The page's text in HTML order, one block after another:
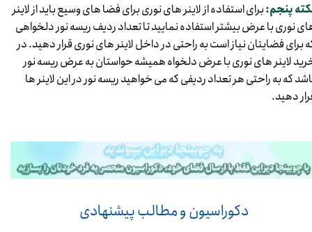
پنجم:برای استفاده از لاینر های نوری برای فضا های وسیع باید از لاینر
نوری با عرض بیشتر استفاده نمایید تا تعداد ردیف ریسه نور دلخواهی
برای فضایتان نیاز است به راحتی در داخل لاینر های نوری قرار دهید. ​​​​​در
لاینر های نوری با عرض دلخواه همیشه حواستان به عرض ریسه نور
که به راحتی هر تعداد ردیفی که می خواهید ریسه نور در این لاینر ها
دهید.
​​​​​​​ دکوراسیون و مطالب پیشنهادی